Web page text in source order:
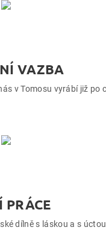
VAZBA
v Tomosu vyrábí již po
PRÁCE
dílně s láskou a s